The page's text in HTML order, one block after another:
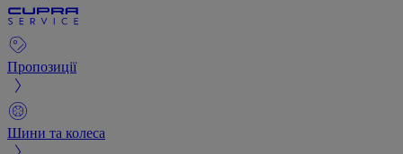
Пропозиції
Шини та колеса